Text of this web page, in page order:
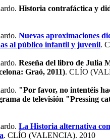
Historia contrafáctica y
Nuevas aproximaciones
al público infantil y juvenil.
Reseña del libro de Julia
Graó, 2011). CLÍO
"Por favor, no intentéis
de televisión "Pressing
La Historia alternativa
. CLÍO (VALENCIA). 2010